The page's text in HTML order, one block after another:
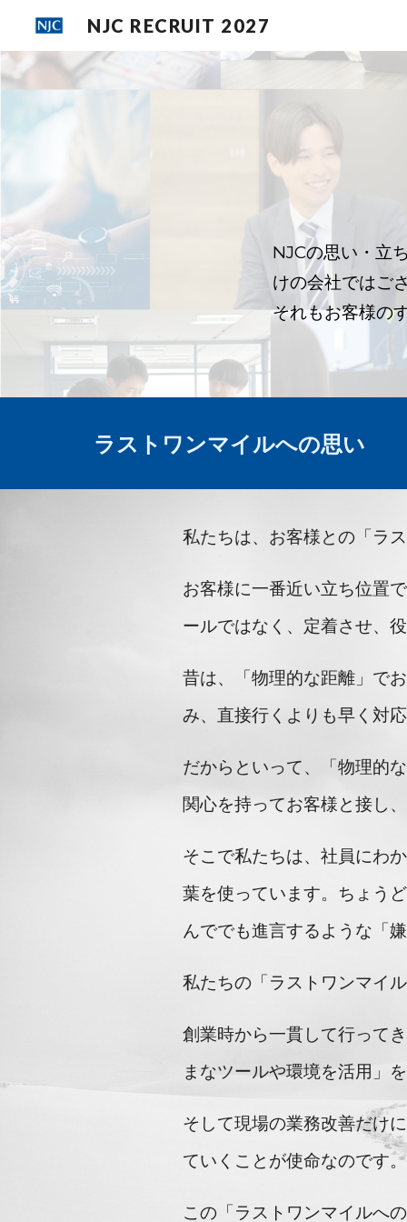
NJC RECRUIT 2027
NJCの思い・立
けの会社ではご
それもお客様の
ラストワンマイルへの思い
私たちは、お客様との「ラ
お客様に一番近い立ち位置
ールではなく、定着させ、
昔は、「物理的な距離」で
み、直接行くよりも早く対
だからといって、「物理的
関心を持ってお客様と接し
そこで私たちは、社員にわ
葉を使っています。ちょう
んででも進言するような「
私たちの「ラストワンマイ
創業時から一貫して行って
まなツールや環境を活用」
そして現場の業務改善だけ
ていくことが使命なのです。
この「ラストワンマイルへ